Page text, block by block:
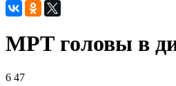
МРТ головы в
6 47